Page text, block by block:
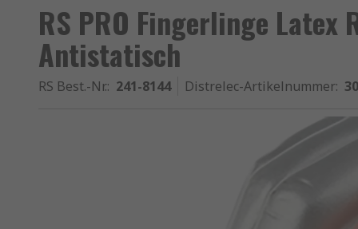
RS PRO Fingerlinge Latex
Antistatisch
RS Best.-Nr.: 241-8144 Distrelec-Artikelnummer: